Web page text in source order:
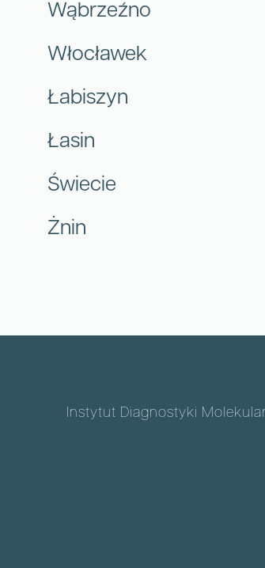
Wąbrzeźno
Włocławek
Łabiszyn
Łasin
Świecie
Żnin
Instytut Diagnostyki